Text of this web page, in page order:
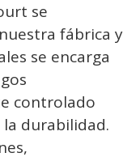
se
fábrica y
se encarga
controlado
durabilidad.